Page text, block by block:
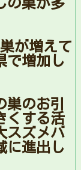
の巣が多
が増えて
で増加し
のお引
くする活
スズメバ
に進出し